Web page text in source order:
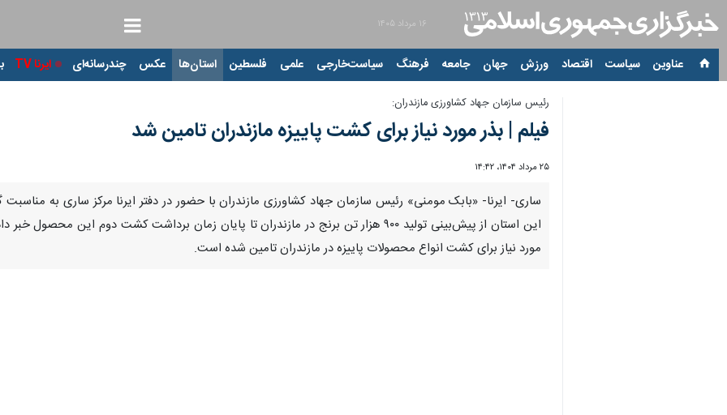
۱۶ مرداد ۱۴۰۵
عناوین‌ سیاست اقتصاد ورزش جهان جامعه فرهنگ سیاست‌خارجی علمی فلسطین استان‌ها عکس چندرسانه‌ای ایرنا TV
رئیس سازمان جهاد کشاورزی مازندران:
فیلم | بذر مورد نیاز برای کشت پاییزه مازندران تامین شد
۲۵ مرداد ۱۴۰۴، ۱۴:۴۲